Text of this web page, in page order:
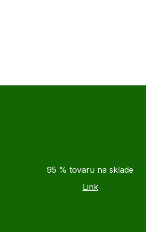
95 % tovaru na sklade
Link